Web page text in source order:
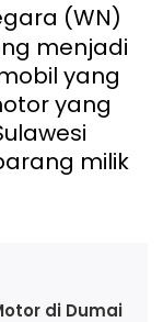
(WN)
menjadi
yang
yang
milik
di Dumai